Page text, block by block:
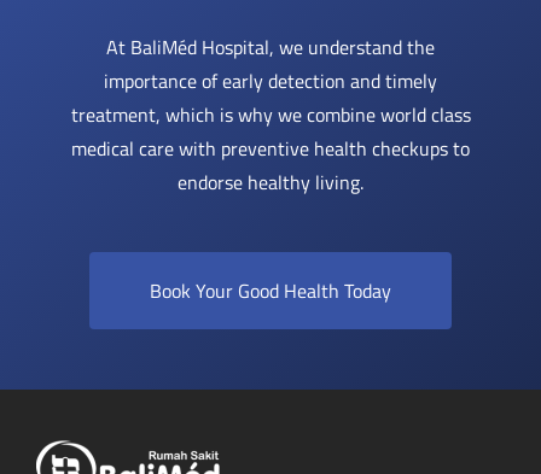
At BaliMéd Hospital, we understand the
importance of early detection and timely
treatment, which is why we combine world class
medical care with preventive health checkups to
endorse healthy living.
Book Your Good Health Today